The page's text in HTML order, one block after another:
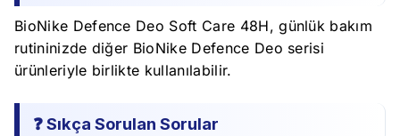
BioNike Defence Deo Soft Care 48H, günlük bakım
rutininizde diğer BioNike Defence Deo serisi
ürünleriyle birlikte kullanılabilir.
❓ Sıkça Sorulan Sorular